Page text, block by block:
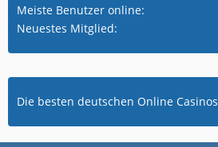
Meiste Benutzer online
Neuestes Mitglied
Die besten deutschen Online Casinos